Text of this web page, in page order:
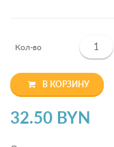
Кол-во
В КОРЗИНУ
32.50 BYN